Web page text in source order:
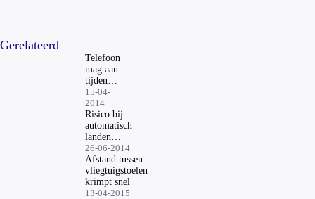
Gerelateerd
Telefoon
mag aan
tijdens
de
vlucht
15-04-
2014
Risico bij
automatisch
landen
ontdekt
26-06-2014
Afstand tussen
vliegtuigstoelen
krimpt snel
13-04-2015